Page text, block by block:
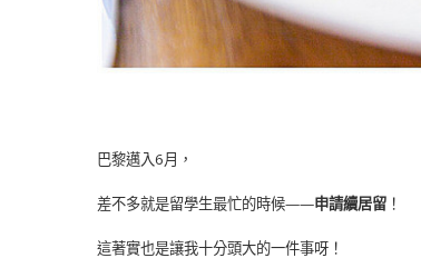
巴黎邁入6月，
差不多就是留學生最忙的時候——申請續居留 ！
這著實也是讓我十分頭大的一件事呀！